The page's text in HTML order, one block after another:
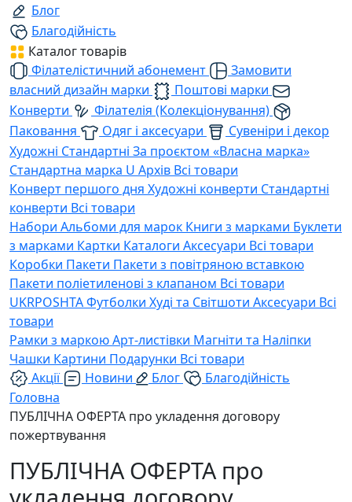
Блог
Благодійність
Каталог товарів
Філателістичний абонемент
Замовити
власний дизайн марки
Поштові марки
Конверти
Філателія (Колекціонування)
Паковання
Одяг і аксесуари
Сувеніри і декор
Художні Стандартні За проєктом «Власна марка»
Стандартна марка U Архів Всі товари
Конверт першого дня Художні конверти Стандартні
конверти Всі товари
Набори Альбоми для марок Книги з марками Буклети
з марками Картки Каталоги Аксесуари Всі товари
Коробки Пакети Пакети з повітряною вставкою
Пакети поліетиленові з клапаном Всі товари
UKRPOSHTAФутболки Худі та Світшоти Аксесуари Всі
товари
Рамки з маркоюАрт-листівки Магніти та Наліпки
Чашки Картини Подарунки Всі товари
Акції
Новини Блог
Благодійність
Головна
ПУБЛІЧНА ОФЕРТА про укладення договору
пожертвування
ПУБЛІЧНА ОФЕРТА про